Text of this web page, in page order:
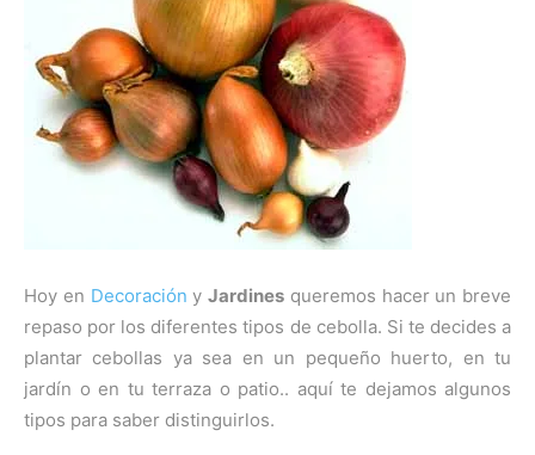
Hoy en Decoración y Jardines queremos hacer un breve
repaso por los diferentes tipos de cebolla. Si te decides a
plantar cebollas ya sea en un pequeño huerto, en tu
jardín o en tu terraza o patio.. aquí te dejamos algunos
tipos para saber distinguirlos.